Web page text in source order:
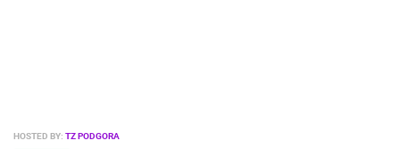
HOSTED BY: TZ PODGORA